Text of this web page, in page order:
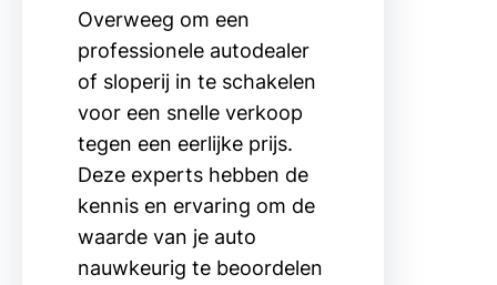
Overweeg om een
professionele autodealer
of sloperij in te schakelen
voor een snelle verkoop
tegen een eerlijke prijs.
Deze experts hebben de
kennis en ervaring om de
waarde van je auto
nauwkeurig te beoordelen